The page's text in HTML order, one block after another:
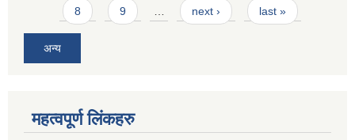
8 9 … next › last »
अन्य
महत्वपूर्ण लिंकहरु